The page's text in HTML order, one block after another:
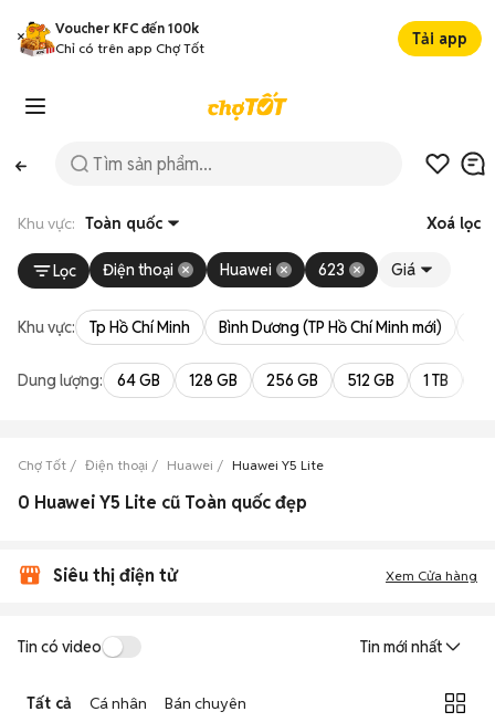
Voucher KFC đến 100k
Chỉ có trên app Chợ Tốt
Tải app
Khu vực: Toàn quốc Xoá lọc
Lọc Điện thoại Huawei 623 Giá
Khu vực: Tp Hồ Chí Minh Bình Dương (TP Hồ Chí Minh mới)
Dung lượng: 64 GB 128 GB 256 GB 512 GB 1 TB
Chợ Tốt Điện thoại Huawei Huawei Y5 Lite
0 Huawei Y5 Lite cũ Toàn quốc đẹp
Siêu thị điện tử Xem Cửa hàng
Tin có video Tin mới nhất
Tất cả Cá nhân Bán chuyên